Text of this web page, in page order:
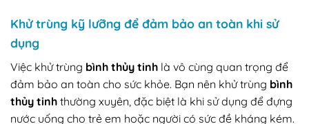
Khử trùng kỹ lưỡng để đảm bảo an toàn khi sử
dụng
Việc khử trùng bình thủy tinh là vô cùng quan trọng để
đảm bảo an toàn cho sức khỏe. Bạn nên khử trùng bình
thủy tinh thường xuyên, đặc biệt là khi sử dụng để đựng
nước uống cho trẻ em hoặc người có sức đề kháng kém.